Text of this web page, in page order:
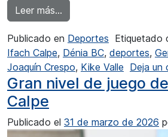
Leer más…
Publicado en Deportes Etiquetado
Ifach Calpe, Dénia BC, deportes,
Joaquín Crespo, Kike Valle Deja un
Gran nivel de juego
Calpe
Publicado el 31 de marzo de 2026